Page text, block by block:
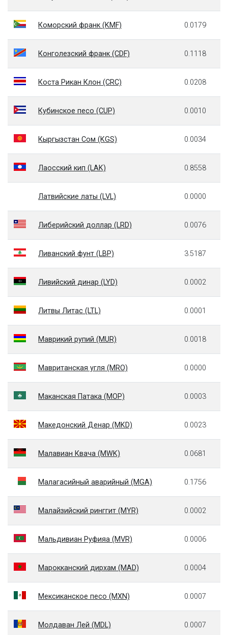
Коморский франк (KMF) 0.0179
Конголезский франк (CDF) 0.1118
Коста Рикан Клон (CRC) 0.0208
Кубинское песо (CUP) 0.0010
Кыргызстан Сом (KGS) 0.0034
Лаосский кип (LAK) 0.8558
Латвийские латы (LVL) 0.0000
Либерийский доллар (LRD) 0.0076
Ливанский фунт (LBP) 3.5187
Ливийский динар (LYD) 0.0002
Литвы Литас (LTL) 0.0001
Маврикий рупий (MUR) 0.0018
Мавританская угля (MRO) 0.0000
Маканская Патака (MOP) 0.0003
Македонский Денар (MKD) 0.0023
Малавиан Квача (MWK) 0.0681
Малагасийный аварийный (MGA) 0.1756
Малайзийский ринггит (MYR) 0.0002
Мальдивиан Руфияа (MVR) 0.0006
Марокканский дирхам (MAD) 0.0004
Мексиканское песо (MXN) 0.0007
Молдаван Лей (MDL) 0.0007